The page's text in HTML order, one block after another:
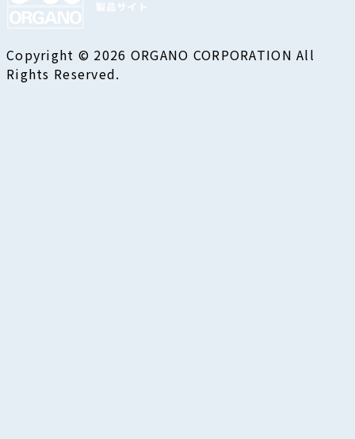
Copyright © 2026 ORGANO CORPORATION All
Rights Reserved.